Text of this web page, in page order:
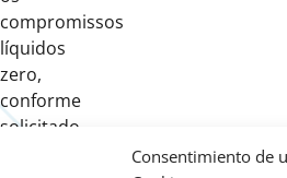
Consentimiento de
compromissos
líquidos
zero,
conforme
solicitado